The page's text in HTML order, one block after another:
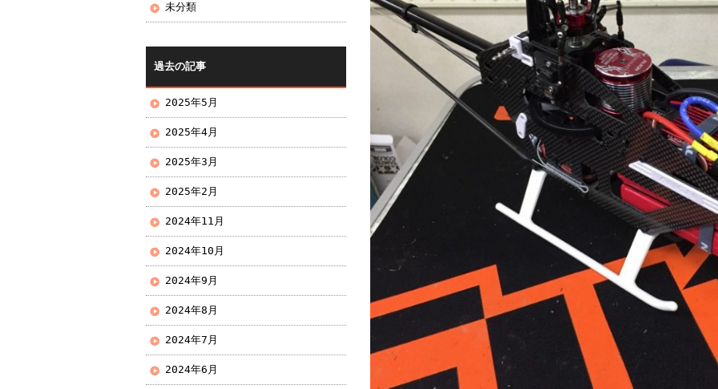
未分類
過去の記事
2025年5月
2025年4月
2025年3月
2025年2月
2024年11月
2024年10月
2024年9月
2024年8月
2024年7月
2024年6月